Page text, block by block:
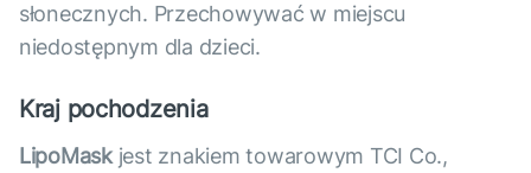
słonecznych. Przechowywać w miejscu
niedostępnym dla dzieci.
Kraj pochodzenia
LipoMaskjest znakiem towarowym TCI Co.,